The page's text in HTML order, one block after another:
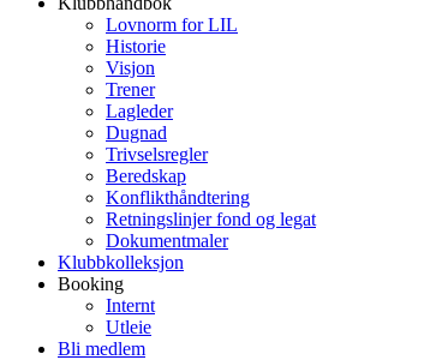
Lovnorm for LIL
Historie
Visjon
Trener
Lagleder
Dugnad
Trivselsregler
Beredskap
Konflikthåndtering
Retningslinjer fond og legat
Dokumentmaler
Klubbkolleksjon
Booking
Internt
Utleie
Bli medlem